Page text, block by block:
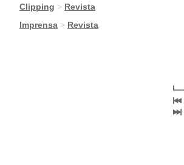
|Clipping > Revista
|Imprensa > Revista